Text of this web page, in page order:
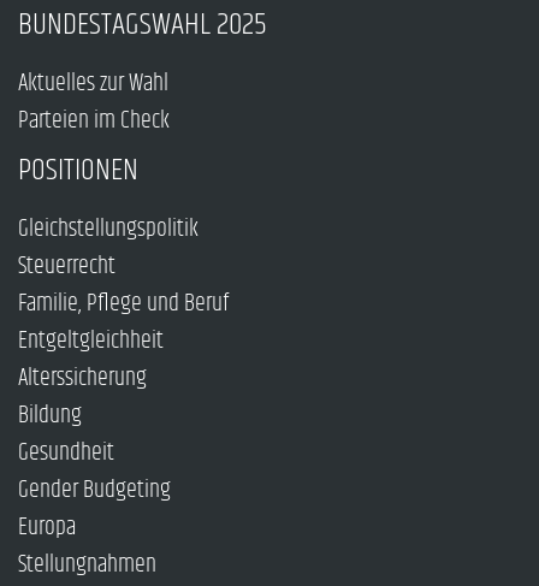
BUNDESTAGSWAHL 2025
Aktuelles zur Wahl
Parteien im Check
POSITIONEN
Gleichstellungspolitik
Steuerrecht
Familie, Pflege und Beruf
Entgeltgleichheit
Alterssicherung
Bildung
Gesundheit
Gender Budgeting
Europa
Stellungnahmen